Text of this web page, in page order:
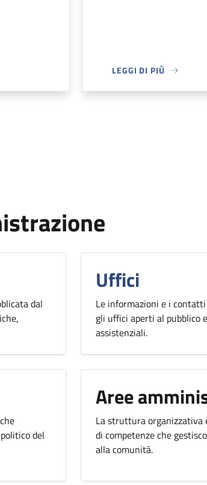
LEGGI DI PIÙ
dal
Uffici
Le informazioni e i
gli uffici aperti al pubblico
assistenziali.
del
Aree
La struttura organizzativa
di competenze che
alla comunità.